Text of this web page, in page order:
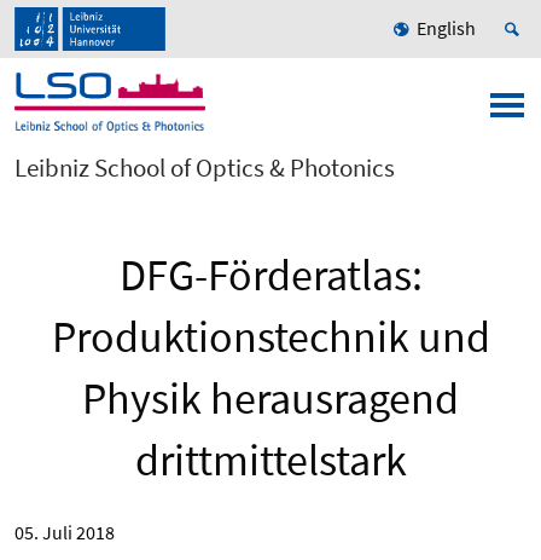
English
Leibniz School of Optics & Photonics
DFG-Förderatlas:
Produktionstechnik und
Physik herausragend
drittmittelstark
05. Juli 2018